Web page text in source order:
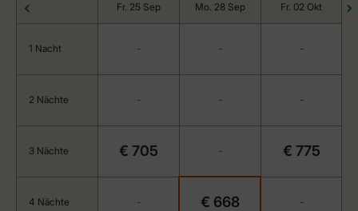
Fr. 25 Sep Mo. 28 Sep Fr. 02 Okt
1 Nacht - - -
2 Nächte - - -
3 Nächte € 705 - € 775
4 Nächte - € 668 -